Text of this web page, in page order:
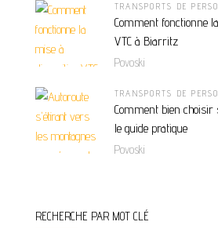
TRANSPORTS DE
Comment fonctionne
VTC à Biarritz
Povoski
TRANSPORTS DE
Comment bien choisir
le guide pratique
Povoski
RECHERCHE PAR MOT CLÉ